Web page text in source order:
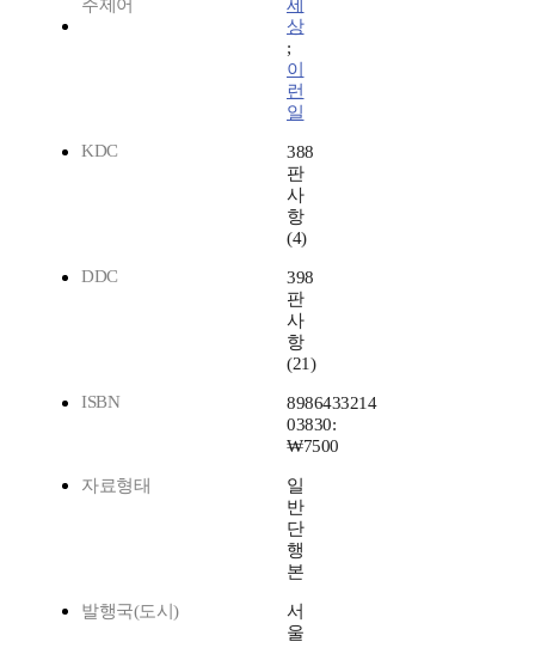
주제어
세
상
;
이
런
일
KDC
388
판
사
항
(4)
DDC
398
판
사
항
(21)
ISBN
8986433214
03830:
₩7500
자료형태
일
반
단
행
본
발행국(도시)
서
울